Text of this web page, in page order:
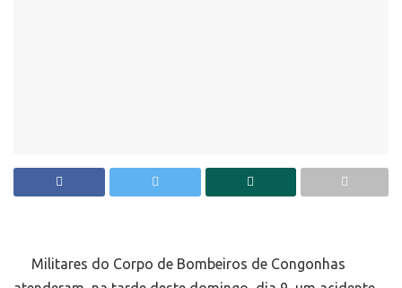
Militares do Corpo de Bombeiros de Congonhas